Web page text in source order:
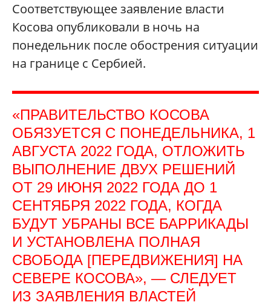
Соответствующее заявление власти
Косова опубликовали в ночь на
понедельник после обострения ситуации
на границе с Сербией.
«ПРАВИТЕЛЬСТВО КОСОВА
ОБЯЗУЕТСЯ С ПОНЕДЕЛЬНИКА, 1
АВГУСТА 2022 ГОДА, ОТЛОЖИТЬ
ВЫПОЛНЕНИЕ ДВУХ РЕШЕНИЙ
ОТ 29 ИЮНЯ 2022 ГОДА ДО 1
СЕНТЯБРЯ 2022 ГОДА, КОГДА
БУДУТ УБРАНЫ ВСЕ БАРРИКАДЫ
И УСТАНОВЛЕНА ПОЛНАЯ
СВОБОДА [ПЕРЕДВИЖЕНИЯ] НА
СЕВЕРЕ КОСОВА», — СЛЕДУЕТ
ИЗ ЗАЯВЛЕНИЯ ВЛАСТЕЙ